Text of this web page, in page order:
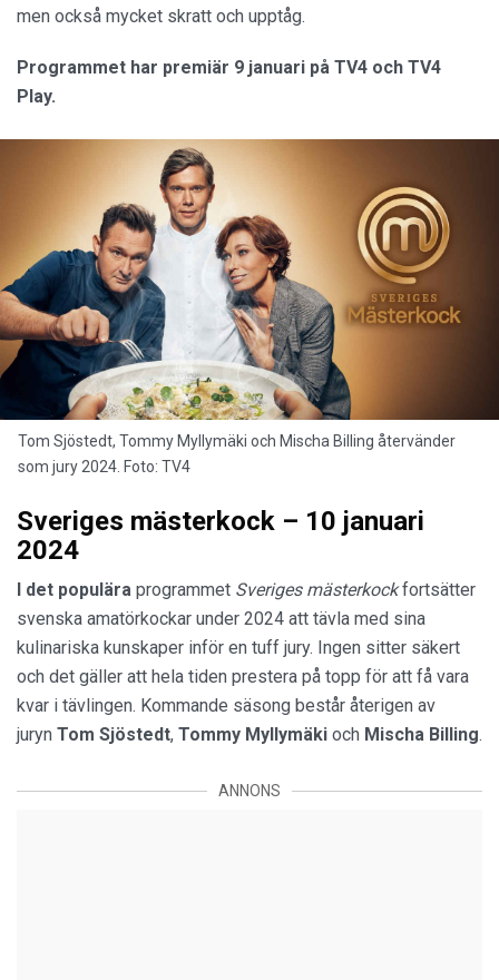
men också mycket skratt och upptåg.
Programmet har premiär 9 januari på TV4 och TV4
Play.
Tom Sjöstedt, Tommy Myllymäki och Mischa Billing återvänder
som jury 2024. Foto: TV4
Sveriges mästerkock – 10 januari
2024
I det populära programmet Sveriges mästerkockfortsätter
svenska amatörkockar under 2024 att tävla med sina
kulinariska kunskaper inför en tuff jury. Ingen sitter säkert
och det gäller att hela tiden prestera på topp för att få vara
kvar i tävlingen. Kommande säsong består återigen av
juryn Tom Sjöstedt, Tommy Myllymäki och Mischa Billing.
ANNONS